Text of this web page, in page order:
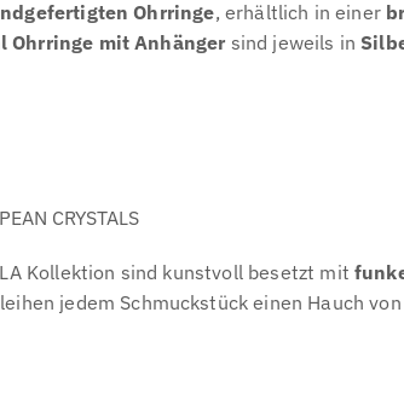
Ohrringe, erhältlich in einer
Ohrringe mit Anhänger sind jeweils in
CRYSTALS
Kollektion sind kunstvoll besetzt mit
jedem Schmuckstück einen Hauch von